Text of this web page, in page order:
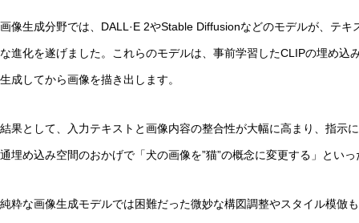
画像生成分野では、DALL·E 2やStable Diffusionなどのモデルが、テ
な進化を遂げました。これらのモデルは、事前学習したCLIPの埋め込
生成してから画像を描き出します。
結果として、入力テキストと画像内容の整合性が大幅に高まり、指示
通埋め込み空間のおかげで「犬の画像を”猫”の概念に変更する」とい
純粋な画像生成モデルでは困難だった微妙な構図調整やスタイル模倣